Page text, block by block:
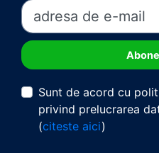
Sunt de acord cu
privind prelucrarea
(citeste aici)